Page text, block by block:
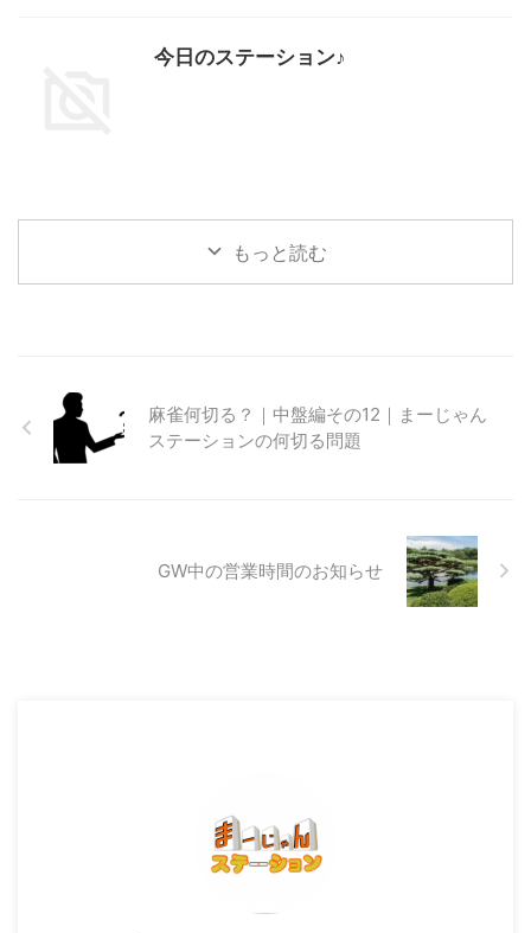
今日のステーション♪
もっと読む
麻雀何切る？｜中盤編その12｜まーじゃん
ステーションの何切る問題
GW中の営業時間のお知らせ